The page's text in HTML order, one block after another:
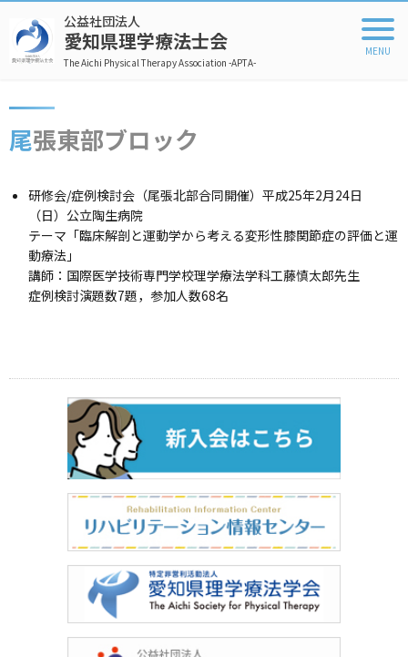
公益社団法人
愛知県理学療法士会
The Aichi Physical Therapy Association -APTA-
尾張東部ブロック
研修会/症例検討会（尾張北部合同開催）平成25年2月24日
（日）公立陶生病院
テーマ「臨床解剖と運動学から考える変形性膝関節症の評価と運
動療法」
講師：国際医学技術専門学校理学療法学科工藤慎太郎先生
症例検討演題数7題，参加人数68名